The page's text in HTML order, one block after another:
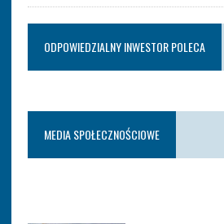
ODPOWIEDZIALNY INWESTOR POLECA
MEDIA SPOŁECZNOŚCIOWE